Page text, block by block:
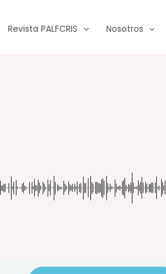
Revista PALFCRIS Nosotros